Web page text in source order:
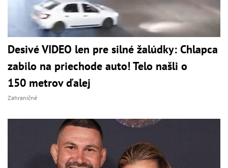
Desivé VIDEO len pre silné žalúdky: Chlapca
zabilo na priechode auto! Telo našli o
150 metrov ďalej
Zahraničné